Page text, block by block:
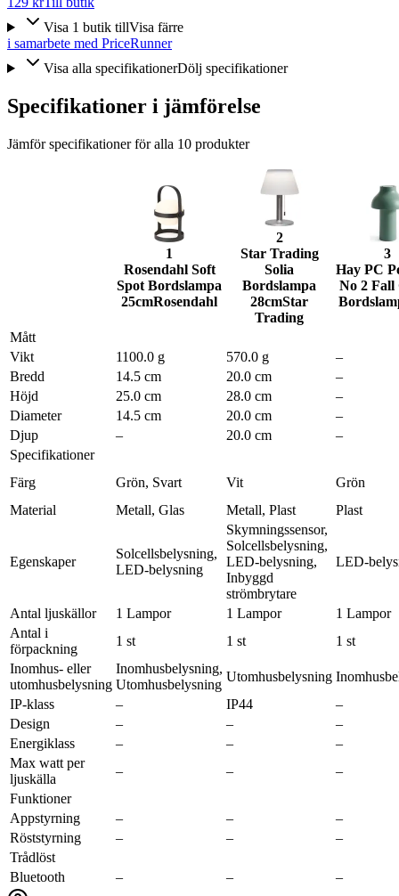
Visa 1 butik tillVisa färre
i samarbete med PriceRunner
Visa alla specifikationerDölj specifikationer
Specifikationer i jämförelse
Jämför specifikationer för alla 10 produkter
1
Rosendahl Soft
Spot Bordslampa
25cmRosendahl
2
Star Trading
Solia
Bordslampa
28cmStar
Trading
3
Hay PC
No 2 Fall
Mått
Vikt
1100.0 g 570.0 g
–
Bredd
14.5 cm 20.0 cm
–
Höjd
25.0 cm 28.0 cm
–
Diameter
14.5 cm 20.0 cm
–
Djup
– 20.0 cm
–
Specifikationer
Färg
Grön, Svart Vit
Grön
Material
Metall, Glas Metall, Plast Plast
Egenskaper
Solcellsbelysning,
LED-belysning
Skymningssensor,
Solcellsbelysning,
LED-belysning,
Inbyggd
strömbrytare
LED-
Antal ljuskällor 1 Lampor 1 Lampor
1 Lampor
Antal i
förpackning
1 st 1 st
1 st
Inomhus- eller
utomhusbelysning
Inomhusbelysning,
Utomhusbelysning
Utomhusbelysning
IP-klass
– IP44
–
Design
– –
–
Energiklass
– –
–
Max watt per
ljuskälla
– –
–
Funktioner
Appstyrning
– –
–
Röststyrning
– –
–
Trådlöst
Bluetooth
– – –